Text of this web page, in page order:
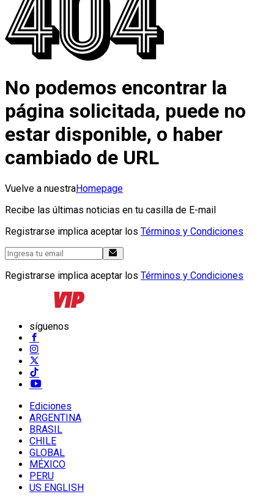
No podemos encontrar la
página solicitada, puede no
estar disponible, o haber
cambiado de URL
Vuelve a nuestraHomepage
Recibe las últimas noticias en tu casilla de E-mail
Registrarse implica aceptar los Términos y Condiciones
Registrarse implica aceptar los Términos y Condiciones
síguenos
Ediciones
ARGENTINA
BRASIL
CHILE
GLOBAL
MÉXICO
PERU
US ENGLISH